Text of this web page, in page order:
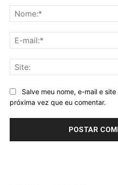
Salve meu nome, e-mail e
próxima vez que eu comentar.